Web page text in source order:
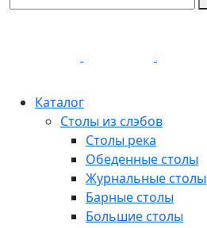
Каталог
Столы из слэбов
Столы река
Обеденные столы
Журнальные столы
Барные столы
Большие столы